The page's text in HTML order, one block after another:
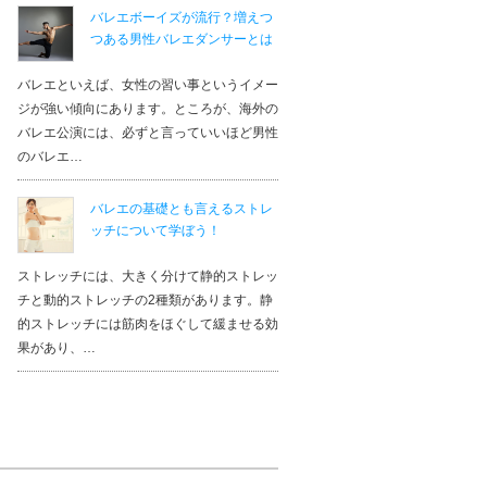
バレエボーイズが流行？増えつ
つある男性バレエダンサーとは
バレエといえば、女性の習い事というイメー
ジが強い傾向にあります。ところが、海外の
バレエ公演には、必ずと言っていいほど男性
のバレエ…
バレエの基礎とも言えるストレ
ッチについて学ぼう！
ストレッチには、大きく分けて静的ストレッ
チと動的ストレッチの2種類があります。静
的ストレッチには筋肉をほぐして緩ませる効
果があり、…